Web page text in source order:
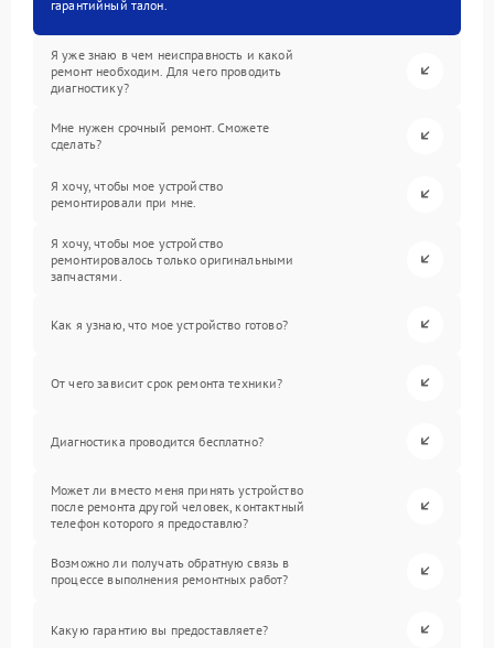
гарантийный талон.
Я уже знаю в чем неисправность и какой
ремонт необходим. Для чего проводить
диагностику?
Мне нужен срочный ремонт. Сможете
сделать?
Я хочу, чтобы мое устройство
ремонтировали при мне.
Я хочу, чтобы мое устройство
ремонтировалось только оригинальными
запчастями.
Как я узнаю, что мое устройство готово?
От чего зависит срок ремонта техники?
Диагностика проводится бесплатно?
Может ли вместо меня принять устройство
после ремонта другой человек, контактный
телефон которого я предоставлю?
Возможно ли получать обратную связь в
процессе выполнения ремонтных работ?
Какую гарантию вы предоставляете?